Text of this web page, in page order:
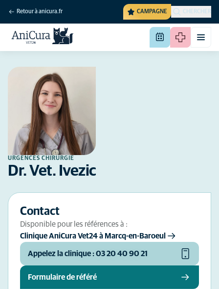
Retour à anicura.fr CAMPAGNE CHERCHER
URGENCES CHIRURGIE
Dr. Vet. Ivezic
Contact
Disponible pour les références à :
Clinique AniCura Vet24 à Marcq-en-Baroeul
Appelez la clinique : 03 20 40 90 21
Formulaire de référé